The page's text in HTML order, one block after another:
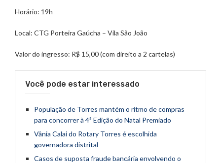
Horário: 19h
Local: CTG Porteira Gaúcha – Vila São João
Valor do ingresso: R$ 15,00 (com direito a 2 cartelas)
Você pode estar interessado
População de Torres mantém o ritmo de compras
para concorrer à 4ª Edição do Natal Premiado
Vânia Calai do Rotary Torres é escolhida
governadora distrital
Casos de suposta fraude bancária envolvendo o